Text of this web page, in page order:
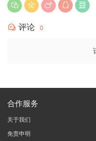
评论 0
合作服务
关于我们
免责申明